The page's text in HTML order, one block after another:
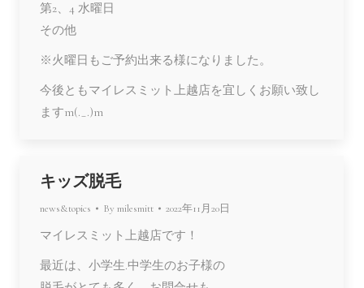
第2、4 水曜日
その他
※火曜日もご予約出来る様になりました。
今後ともマイレスミット上越店を宜しくお願い致し
ますm(._.)m
キッズ脱毛
news&topics By milesmitt 2022年11月20日
マイレスミット上越店です！
最近は、小学生.中学生のお子様の